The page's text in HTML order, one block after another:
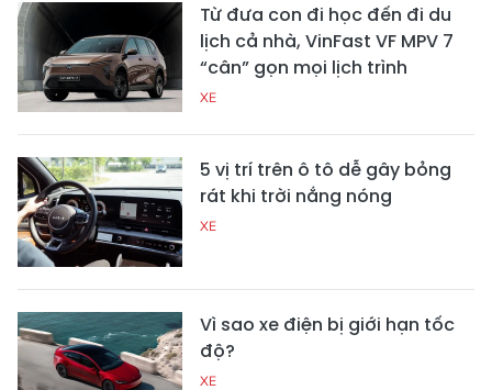
Từ đưa con đi học đến đi du
lịch cả nhà, VinFast VF MPV 7
“cân” gọn mọi lịch trình
XE
5 vị trí trên ô tô dễ gây bỏng
rát khi trời nắng nóng
XE
Vì sao xe điện bị giới hạn tốc
độ?
XE